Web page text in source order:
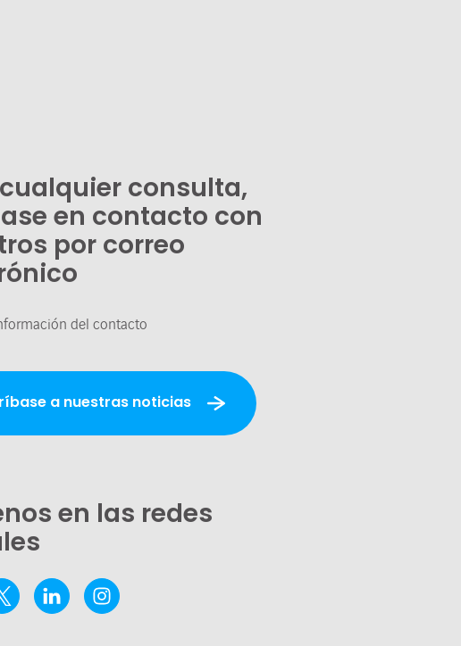
consulta,
en contacto con
por correo
del contacto
a nuestras noticias
en las redes